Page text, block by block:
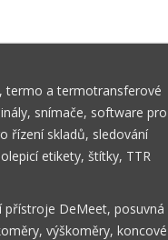
termo a termotransferové
snímače, software pro
řízení skladů, sledování
etikety, štítky, TTR
přístroje DeMeet, posuvná
výškoměry, koncové